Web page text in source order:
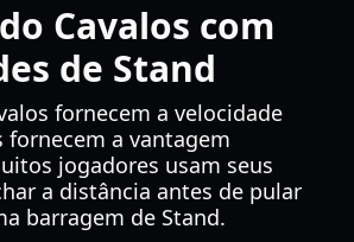
Cavalos com
de Stand
fornecem a velocidade
fornecem a vantagem
jogadores usam seus
a distância antes de pular
barragem de Stand.